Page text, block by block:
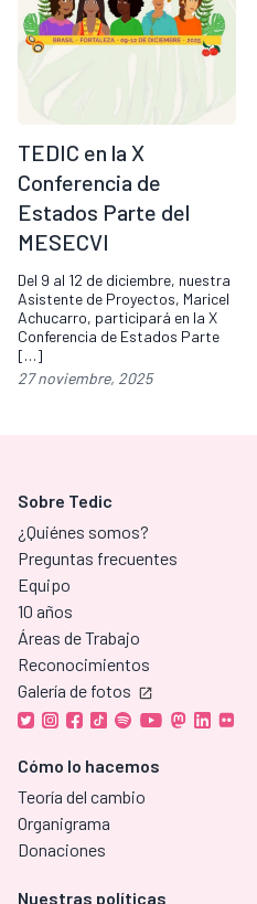
TEDIC en la X
Conferencia de
Estados Parte del
MESECVI
Del 9 al 12 de diciembre, nuestra
Asistente de Proyectos, Maricel
Achucarro, participará en la X
Conferencia de Estados Parte
[…]
27 noviembre, 2025
Sobre Tedic
¿Quiénes somos?
Preguntas frecuentes
Equipo
10 años
Áreas de Trabajo
Reconocimientos
Galería de fotos
Cómo lo hacemos
Teoría del cambio
Organigrama
Donaciones
Nuestras políticas